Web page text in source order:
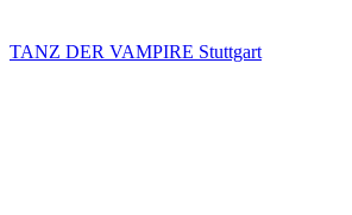
TANZ DER VAMPIRE Stuttgart